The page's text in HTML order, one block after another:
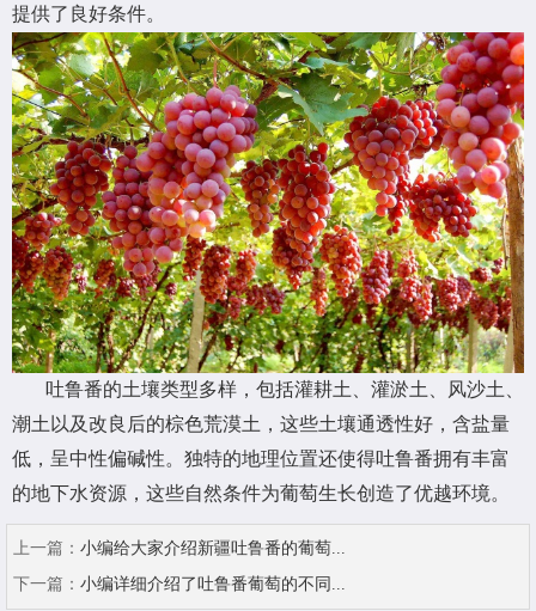
提供了良好条件。
吐鲁番的土壤类型多样，包括灌耕土、灌淤土、风沙土、
潮土以及改良后的棕色荒漠土，这些土壤通透性好，含盐量
低，呈中性偏碱性。独特的地理位置还使得吐鲁番拥有丰富
的地下水资源，这些自然条件为葡萄生长创造了优越环境。
上一篇： 小编给大家介绍新疆吐鲁番的葡萄...
下一篇： 小编详细介绍了吐鲁番葡萄的不同...